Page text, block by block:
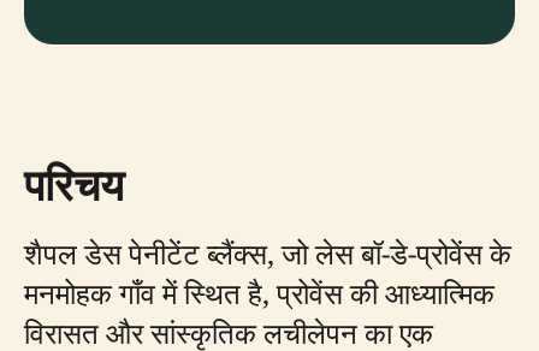
परिचय
शैपल डेस पेनीटेंट ब्लैंक्स, जो लेस बॉ-डे-प्रोवेंस के
मनमोहक गाँव में स्थित है, प्रोवेंस की आध्यात्मिक
विरासत और सांस्कृतिक लचीलेपन का एक